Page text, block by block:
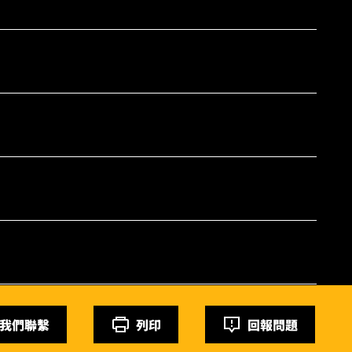
們聯繫 列印 回報問題